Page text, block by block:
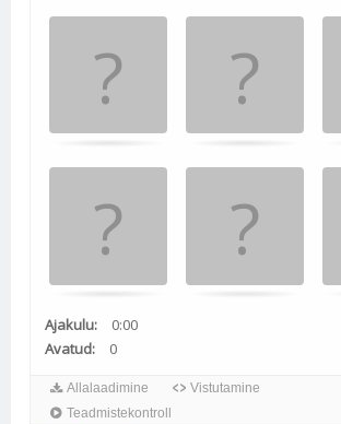
Ajakulu:
0:00
Avatud:
0
Allalaadimine
Vistutamine
Teadmistekontroll